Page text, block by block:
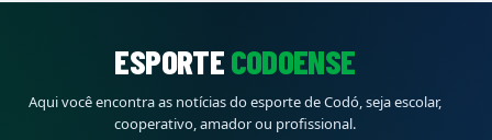
ESPORTECODOENSE
Aqui você encontra as notícias do esporte de Codó, seja escolar,
cooperativo, amador ou profissional.